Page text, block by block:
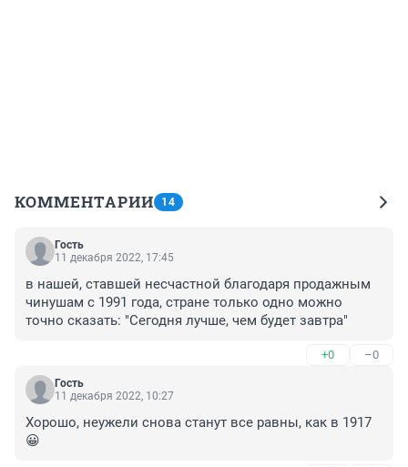
КОММЕНТАРИИ 14
Гость
11 декабря 2022, 17:45
в нашей, ставшей несчастной благодаря продажным
чинушам с 1991 года, стране только одно можно
точно сказать: "Сегодня лучше, чем будет завтра"
+0 –0
Гость
11 декабря 2022, 10:27
Хорошо, неужели снова станут все равны, как в 1917
😀